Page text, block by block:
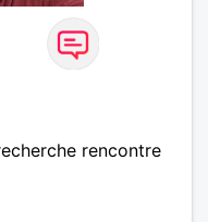
le souhaitez,
J’en serai
rencontre